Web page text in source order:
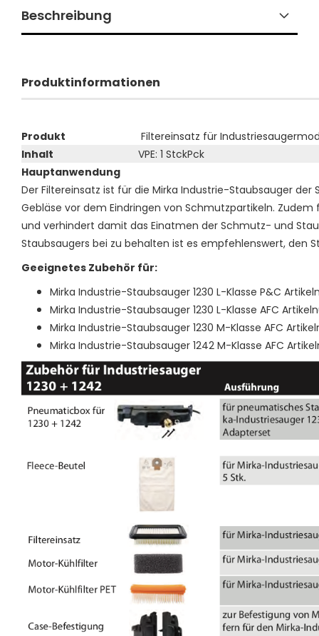
Beschreibung
Produktinformationen
Produkt
Filtereinsatz für
Inhalt
VPE: 1 StckPck
Hauptanwendung
Der Filtereinsatz ist für die Mirka Industrie-Staubsauger der
Gebläse vor dem Eindringen von Schmutzpartikeln.
und verhindert damit das Einatmen der Schmutz- und
Staubsaugers bei zu behalten ist es empfehlenswert, den
Geeignetes Zubehör für:
Mirka Industrie-Staubsauger 1230 L-Klasse P&C
Mirka Industrie-Staubsauger 1230 L-Klasse AFC
Mirka Industrie-Staubsauger 1230 M-Klasse AFC
Mirka Industrie-Staubsauger 1242 M-Klasse AFC